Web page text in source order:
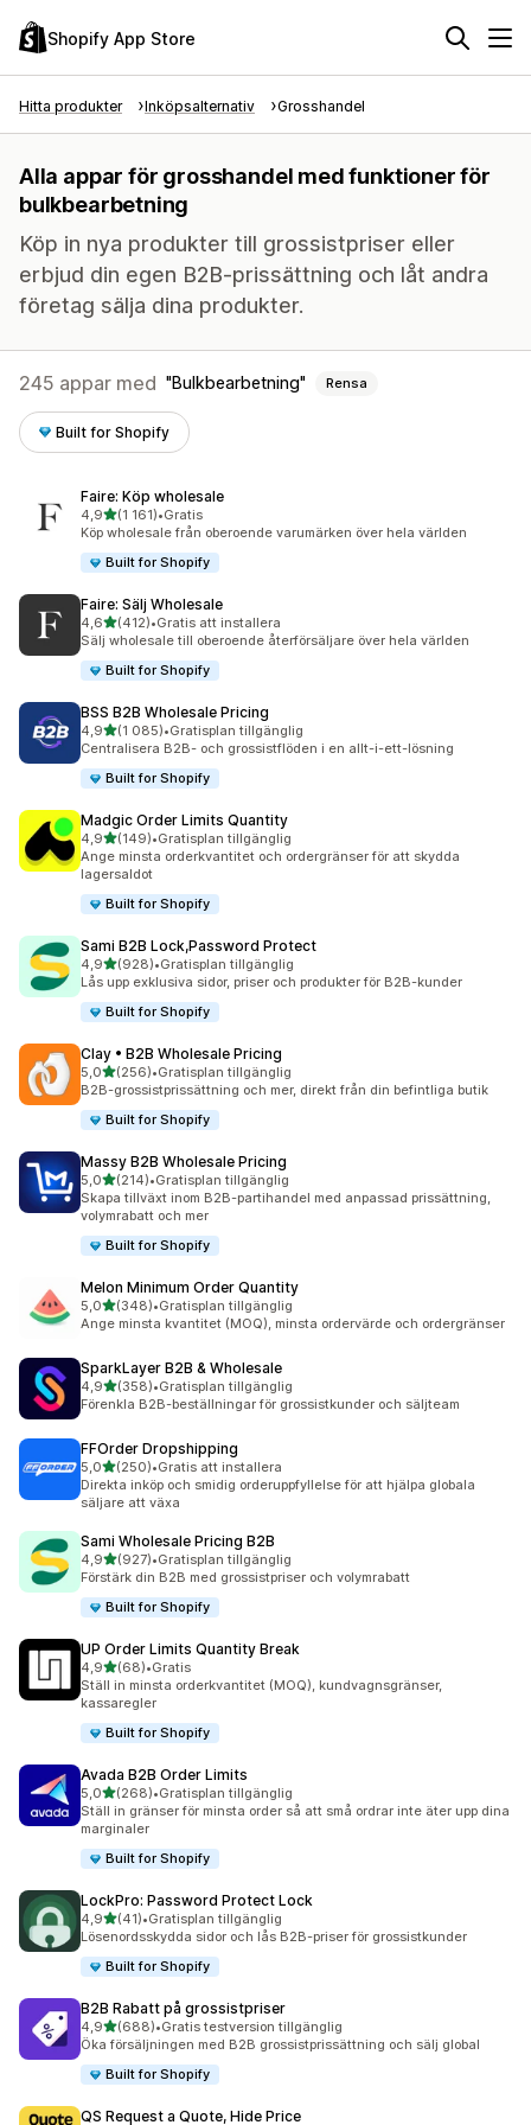
Shopify App Store
Hitta produkter Inköpsalternativ Grosshandel
Alla appar för grosshandel med funktioner för
bulkbearbetning
Köp in nya produkter till grossistpriser eller
erbjud din egen B2B-prissättning och låt andra
företag sälja dina produkter.
245 appar med Bulkbearbetning Rensa
Built for Shopify
Faire: Köp wholesale
4,9av 5 stjärnor
(1 161)
1161 recensioner totalt
•Gratis
Köp wholesale från oberoende varumärken över hela världen
Built for Shopify
Faire: Sälj Wholesale
4,6av 5 stjärnor
(412)
412 recensioner totalt
•Gratis att installera
Sälj wholesale till oberoende återförsäljare över hela världen
Built for Shopify
BSS B2B Wholesale Pricing
4,9av 5 stjärnor
(1 085)
1085 recensioner totalt
•Gratisplan tillgänglig
Centralisera B2B- och grossistflöden i en allt-i-ett-lösning
Built for Shopify
Madgic Order Limits Quantity
4,9av 5 stjärnor
(149)
149 recensioner totalt
•Gratisplan tillgänglig
Ange minsta orderkvantitet och ordergränser för att skydda
lagersaldot
Built for Shopify
Sami B2B Lock,Password Protect
4,9av 5 stjärnor
(928)
928 recensioner totalt
•Gratisplan tillgänglig
Lås upp exklusiva sidor, priser och produkter för B2B-kunder
Built for Shopify
Clay • B2B Wholesale Pricing
5,0av 5 stjärnor
(256)
256 recensioner totalt
•Gratisplan tillgänglig
B2B-grossistprissättning och mer, direkt från din befintliga butik
Built for Shopify
Massy B2B Wholesale Pricing
5,0av 5 stjärnor
(214)
214 recensioner totalt
•Gratisplan tillgänglig
Skapa tillväxt inom B2B-partihandel med anpassad prissättning,
volymrabatt och mer
Built for Shopify
Melon Minimum Order Quantity
5,0av 5 stjärnor
(348)
348 recensioner totalt
•Gratisplan tillgänglig
Ange minsta kvantitet (MOQ), minsta ordervärde och ordergränser
SparkLayer B2B & Wholesale
4,9av 5 stjärnor
(358)
358 recensioner totalt
•Gratisplan tillgänglig
Förenkla B2B-beställningar för grossistkunder och säljteam
FFOrder Dropshipping
5,0av 5 stjärnor
(250)
250 recensioner totalt
•Gratis att installera
Direkta inköp och smidig orderuppfyllelse för att hjälpa globala
säljare att växa
Sami Wholesale Pricing B2B
4,9av 5 stjärnor
(927)
927 recensioner totalt
•Gratisplan tillgänglig
Förstärk din B2B med grossistpriser och volymrabatt
Built for Shopify
UP Order Limits Quantity Break
4,9av 5 stjärnor
(68)
68 recensioner totalt
•Gratis
Ställ in minsta orderkvantitet (MOQ), kundvagnsgränser,
kassaregler
Built for Shopify
Avada B2B Order Limits
5,0av 5 stjärnor
(268)
268 recensioner totalt
•Gratisplan tillgänglig
Ställ in gränser för minsta order så att små ordrar inte äter upp dina
marginaler
Built for Shopify
LockPro: Password Protect Lock
4,9av 5 stjärnor
(41)
41 recensioner totalt
•Gratisplan tillgänglig
Lösenordsskydda sidor och lås B2B-priser för grossistkunder
Built for Shopify
B2B Rabatt på grossistpriser
4,9av 5 stjärnor
(688)
688 recensioner totalt
•Gratis testversion tillgänglig
Öka försäljningen med B2B grossistprissättning och sälj global
Built for Shopify
QS Request a Quote, Hide Price